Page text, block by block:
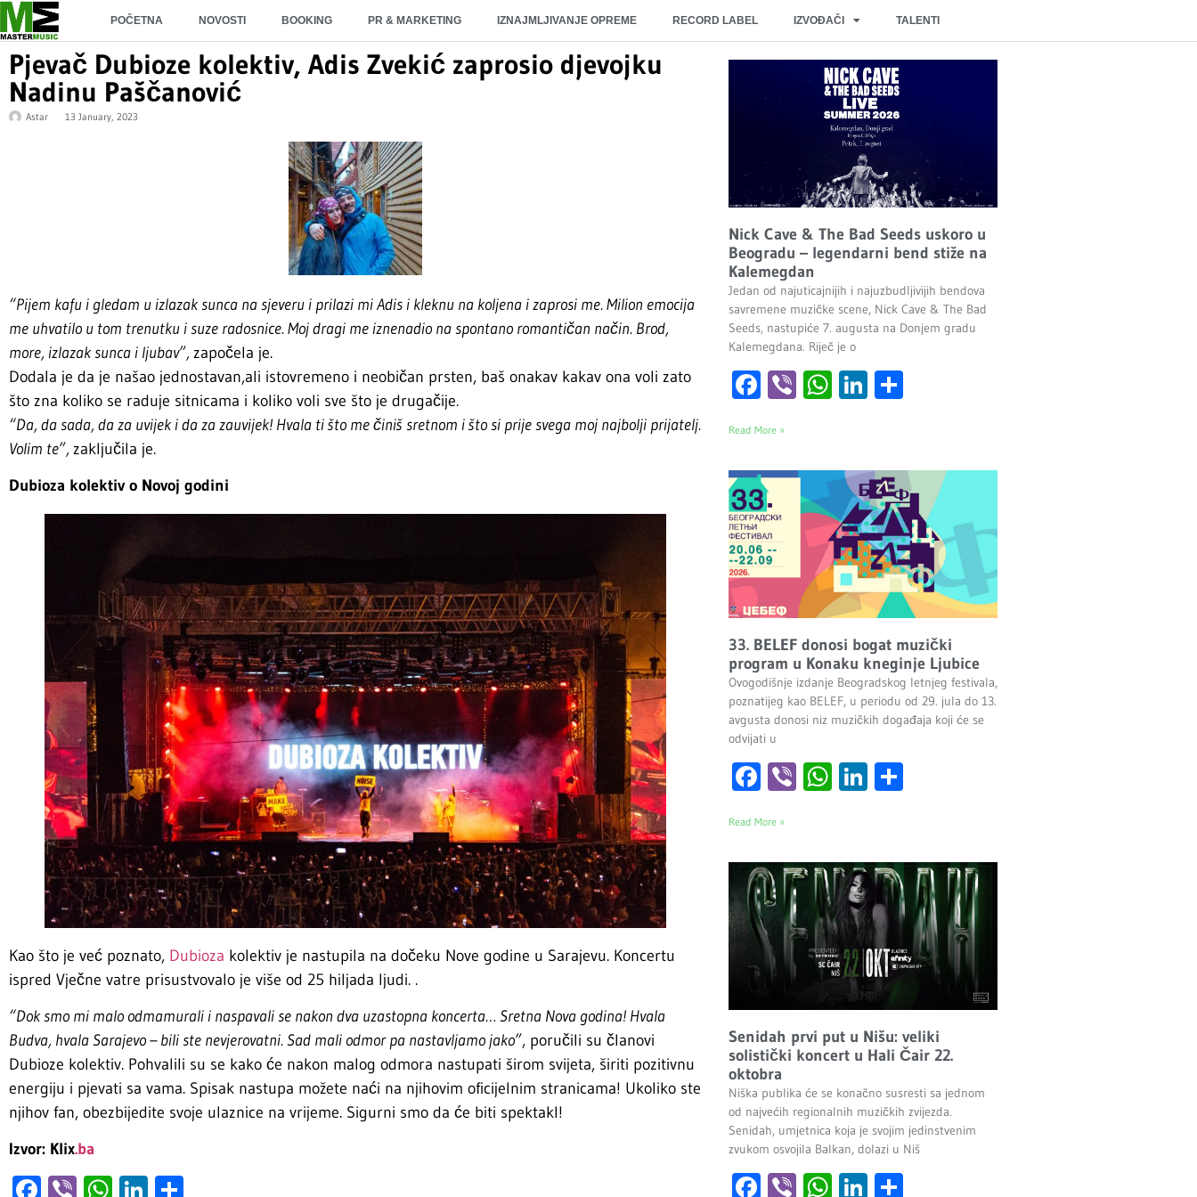
POČETNA NOVOSTI BOOKING PR & MARKETING IZNAJMLJIVANJE OPREME RECORD LABEL IZVOĐAČI TALENTI
Pjevač Dubioze kolektiv, Adis Zvekić zaprosio djevojku
Nadinu Paščanović
Astar 13 January, 2023
“Pijem kafu i gledam u izlazak sunca na sjeveru i prilazi mi Adis i kleknu na koljena i zaprosi me. Milion emocija
me uhvatilo u tom trenutku i suze radosnice. Moj dragi me iznenadio na spontano romantičan način. Brod,
more, izlazak sunca i ljubav”, započela je.
Dodala je da je našao jednostavan,ali istovremeno i neobičan prsten, baš onakav kakav ona voli zato
što zna koliko se raduje sitnicama i koliko voli sve što je drugačije.
“Da, da sada, da za uvijek i da za zauvijek! Hvala ti što me činiš sretnom i što si prije svega moj najbolji prijatelj.
Volim te”, zaključila je.
Dubioza kolektiv o Novoj godini
Kao što je već poznato, Dubioza kolektiv je nastupila na dočeku Nove godine u Sarajevu. Koncertu
ispred Vječne vatre prisustvovalo je više od 25 hiljada ljudi. .
“Dok smo mi malo odmamurali i naspavali se nakon dva uzastopna koncerta… Sretna Nova godina! Hvala
Budva, hvala Sarajevo – bili ste nevjerovatni. Sad mali odmor pa nastavljamo jako”, poručili su članovi
Dubioze kolektiv. Pohvalili su se kako će nakon malog odmora nastupati širom svijeta, širiti pozitivnu
energiju i pjevati sa vama. Spisak nastupa možete naći na njihovim oficijelnim stranicama! Ukoliko ste
njihov fan, obezbijedite svoje ulaznice na vrijeme. Sigurni smo da će biti spektakl!
Izvor: Klix.ba
Facebook
ViberWhatsApp
LinkedIn
Nick Cave & The Bad Seeds uskoro u
Beogradu – legendarni bend stiže na
Kalemegdan
Jedan od najuticajnijih i najuzbudljivijih bendova
savremene muzičke scene, Nick Cave & The Bad
Seeds, nastupiće 7. augusta na Donjem gradu
Kalemegdana. Riječ je o
Facebook
ViberWhatsApp
LinkedIn
Read More »
33. BELEF donosi bogat muzički
program u Konaku kneginje Ljubice
Ovogodišnje izdanje Beogradskog letnjeg festivala,
poznatijeg kao BELEF, u periodu od 29. jula do 13.
avgusta donosi niz muzičkih događaja koji će se
odvijati u
Facebook
ViberWhatsApp
LinkedIn
Read More »
Senidah prvi put u Nišu: veliki
solistički koncert u Hali Čair 22.
oktobra
Niška publika će se konačno susresti sa jednom
od najvećih regionalnih muzičkih zvijezda.
Senidah, umjetnica koja je svojim jedinstvenim
zvukom osvojila Balkan, dolazi u Niš
Facebook
ViberWhatsApp
LinkedIn